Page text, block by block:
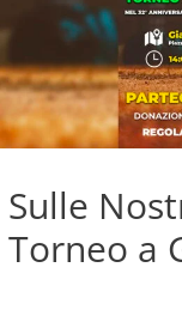
Sulle
Torneo a